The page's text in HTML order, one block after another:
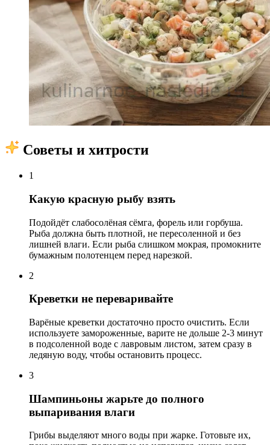
Советы и хитрости
1
Какую красную рыбу взять
Подойдёт слабосолёная сёмга, форель или горбуша.
Рыба должна быть плотной, не пересоленной и без
лишней влаги. Если рыба слишком мокрая, промокните
бумажным полотенцем перед нарезкой.
2
Креветки не переваривайте
Варёные креветки достаточно просто очистить. Если
используете замороженные, варите не дольше 2-3 минут
в подсоленной воде с лавровым листом, затем сразу в
ледяную воду, чтобы остановить процесс.
3
Шампиньоны жарьте до полного
выпаривания влаги
Грибы выделяют много воды при жарке. Готовьте их,